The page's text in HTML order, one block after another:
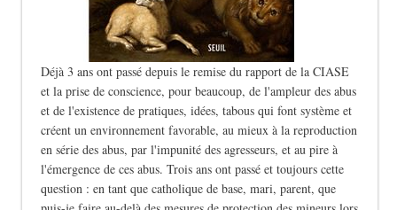
Déjà 3 ans ont passé depuis le remise du rapport de la CIASE
et la prise de conscience, pour beaucoup, de l'ampleur des abus
et de l'existence de pratiques, idées, tabous qui font système et
créent un environnement favorable, au mieux à la reproduction
en série des abus, par l'impunité des agresseurs, et au pire à
l'émergence de ces abus. Trois ans ont passé et toujours cette
question : en tant que catholique de base, mari, parent, que